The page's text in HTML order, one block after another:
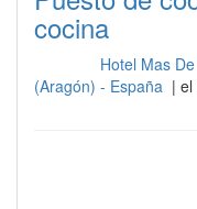
cocina
Hotel Mas
(Aragón) - España |